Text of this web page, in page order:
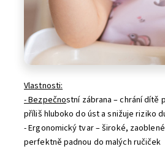
Vlastnosti:
- Bezpečnostní zábrana – chrání dítě
příliš hluboko do úst a snižuje riziko
- Ergonomický tvar – široké,
perfektně padnou do malých ručiček